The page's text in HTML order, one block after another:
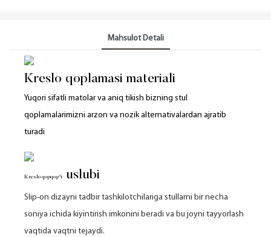
Mahsulot Detali
Kreslo qoplamasi materiali
Yuqori sifatli matolar va aniq tikish bizning stul
qoplamalarimizni arzon va nozik alternativalardan ajratib
turadi
Kreslo qopqog'i uslubi
Slip-on dizayni tadbir tashkilotchilariga stullarni bir necha
soniya ichida kiyintirish imkonini beradi va bu joyni tayyorlash
vaqtida vaqtni tejaydi.